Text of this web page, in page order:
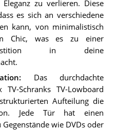
zu verlieren. Diese
es sich an verschiedene
kann, von minimalistisch
Chic, was es zu einer
in deine
: Das durchdachte
Schranks TV-Lowboard
Aufteilung die
Jede Tür hat einen
wie DVDs oder